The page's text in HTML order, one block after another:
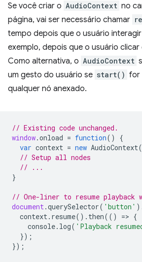
Se você criar o AudioContext no
página, vai ser necessário chamar
tempo depois que o usuário
exemplo, depois que o usuário clicar
Como alternativa, o AudioContext
um gesto do usuário se start() for
qualquer nó anexado.
// Existing code unchanged.
window.onload = function()
{
var context = new AudioContext
// Setup all nodes
// ...
}
// One-liner to resume playback
document .querySelector( 'button'
context . resume(). then(() => {
console. log( 'Playback
});
});